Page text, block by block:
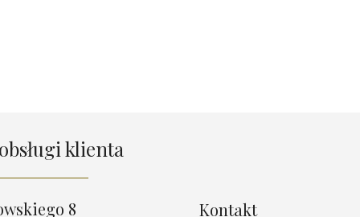
klienta
8 Kontakt